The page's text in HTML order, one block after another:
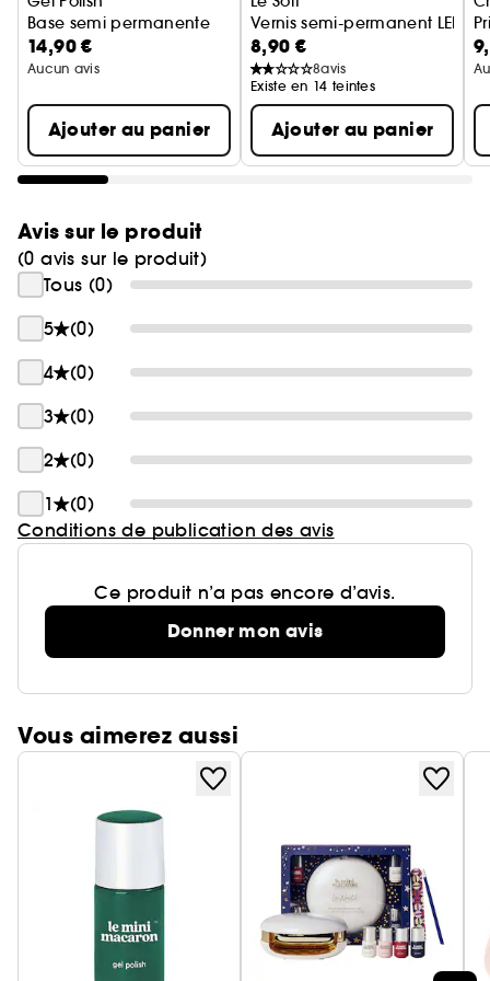
Base semi permanente
14,90 €
Aucun avis
Ajouter au panier
Vernis semi-permanent LED
8,90 €
8avis
Existe en 14 teintes
Ajouter au panier
Avis sur le produit
(0 avis sur le produit)
Tous (0)
5
(0)
4
(0)
3
(0)
2
(0)
1
(0)
Conditions de publication des avis
Ce produit n’a pas encore d’avis.
Donner mon avis
Vous aimerez aussi